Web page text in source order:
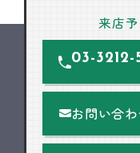
来店
03-3212-
お問い合